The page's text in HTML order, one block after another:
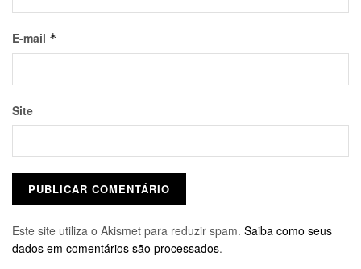
E-mail *
Site
Este site utiliza o Akismet para reduzir spam. Saiba como seus
dados em comentários são processados.